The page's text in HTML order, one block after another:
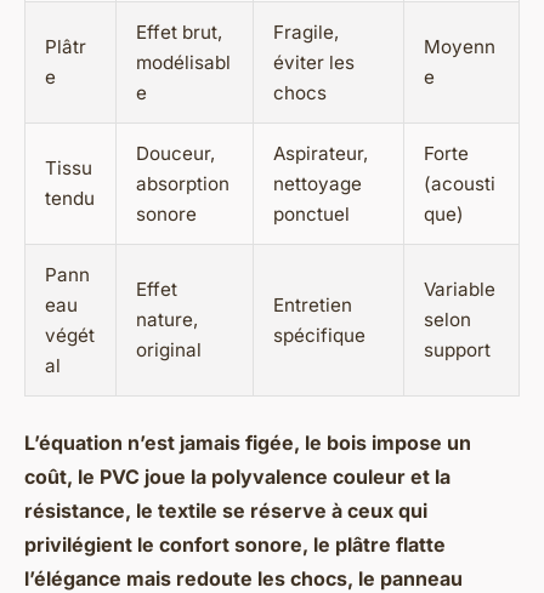
Plâtr
e
Effet brut,
modélisabl
e
Fragile,
éviter les
chocs
Moyenn
e
Tissu
tendu
Douceur,
absorption
sonore
Aspirateur,
nettoyage
ponctuel
Forte
(acousti
que)
Pann
eau
végét
al
Effet
nature,
original
Entretien
spécifique
Variable
selon
support
L’équation n’est jamais figée, le bois impose un
coût, le PVC joue la polyvalence couleur et la
résistance, le textile se réserve à ceux qui
privilégient le confort sonore, le plâtre flatte
l’élégance mais redoute les chocs, le panneau